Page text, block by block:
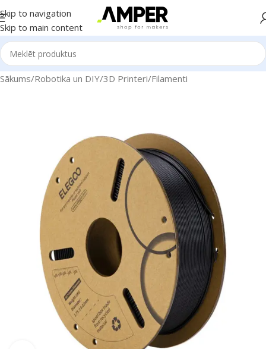
Skip to navigation
Skip to main content
Sākums/Robotika un DIY/3D Printeri/Filamenti